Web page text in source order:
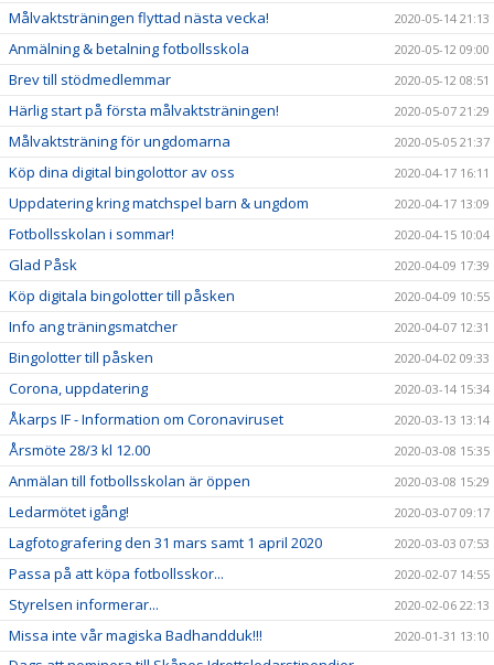
Målvaktsträningen flyttad nästa vecka! 2020-05-14 21:13
Anmälning & betalning fotbollsskola 2020-05-12 09:00
Brev till stödmedlemmar 2020-05-12 08:51
Härlig start på första målvaktsträningen! 2020-05-07 21:29
Målvaktsträning för ungdomarna 2020-05-05 21:37
Köp dina digital bingolottor av oss 2020-04-17 16:11
Uppdatering kring matchspel barn & ungdom 2020-04-17 13:09
Fotbollsskolan i sommar! 2020-04-15 10:04
Glad Påsk 2020-04-09 17:39
Köp digitala bingolotter till påsken 2020-04-09 10:55
Info ang träningsmatcher 2020-04-07 12:31
Bingolotter till påsken 2020-04-02 09:33
Corona, uppdatering 2020-03-14 15:34
Åkarps IF - Information om Coronaviruset 2020-03-13 13:14
Årsmöte 28/3 kl 12.00 2020-03-08 15:35
Anmälan till fotbollsskolan är öppen 2020-03-08 15:29
Ledarmötet igång! 2020-03-07 09:17
Lagfotografering den 31 mars samt 1 april 2020 2020-03-03 07:53
Passa på att köpa fotbollsskor... 2020-02-07 14:55
Styrelsen informerar... 2020-02-06 22:13
Missa inte vår magiska Badhandduk!!! 2020-01-31 13:10